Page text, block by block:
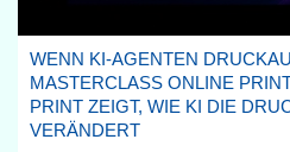
WENN KI-AGENTEN
MASTERCLASS ONLINE
PRINT ZEIGT, WIE KI DIE
VERÄNDERT